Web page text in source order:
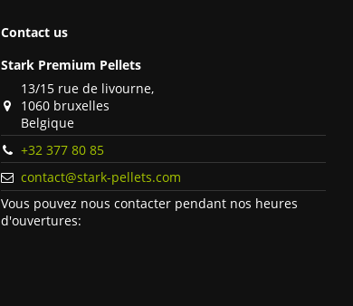
Contact us
Stark Premium Pellets
13/15 rue de livourne,
1060 bruxelles
Belgique
+32 377 80 85
contact@stark-pellets.com
Vous pouvez nous contacter pendant nos heures
d'ouvertures: